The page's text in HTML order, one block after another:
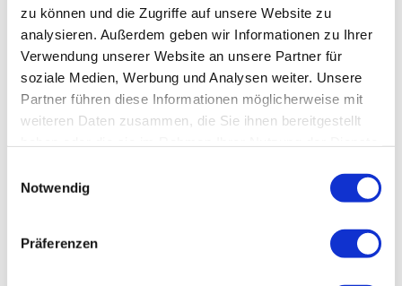
zu können und die Zugriffe auf unsere Website zu
analysieren. Außerdem geben wir Informationen zu Ihrer
Verwendung unserer Website an unsere Partner für
soziale Medien, Werbung und Analysen weiter. Unsere
Partner führen diese Informationen möglicherweise mit
weiteren Daten zusammen, die Sie ihnen bereitgestellt
Notwendig
Präferenzen
ein ganzes Land oder sogar mehrere besuchen
möchte, könnte am Fernwandern Gefallen finden.
Zwei beliebte Fernwanderwege führen durch die
Südheide Gifhorn.